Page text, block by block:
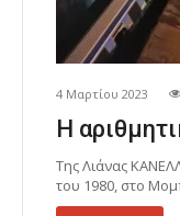
4 Μαρτίου 2023
Η
Της Λιάνας
του 1980, στο